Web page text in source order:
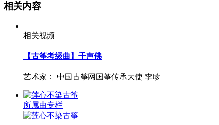
相关内容
相关视频
【古筝考级曲】千声佛
艺术家： 中国古筝网国筝传承大使 李珍
所属曲专栏